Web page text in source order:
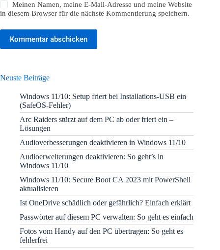
Meinen Namen, meine E-Mail-Adresse und meine Website
in diesem Browser für die nächste Kommentierung speichern.
Kommentar abschicken
Neuste Beiträge
Windows 11/10: Setup friert bei Installations-USB ein
(SafeOS-Fehler)
Arc Raiders stürzt auf dem PC ab oder friert ein –
Lösungen
Audioverbesserungen deaktivieren in Windows 11/10
Audioerweiterungen deaktivieren: So geht’s in
Windows 11/10
Windows 11/10: Secure Boot CA 2023 mit PowerShell
aktualisieren
Ist OneDrive schädlich oder gefährlich? Einfach erklärt
Passwörter auf diesem PC verwalten: So geht es einfach
Fotos vom Handy auf den PC übertragen: So geht es
fehlerfrei